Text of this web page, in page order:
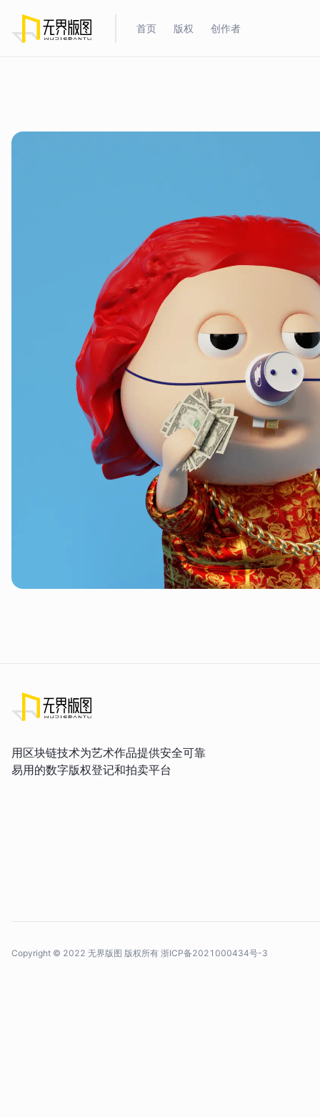
首页 版权 创作者
用区块链技术为艺术作品提供安全可靠
易用的数字版权登记和拍卖平台
Copyright © 2022 无界版图 版权所有 浙ICP备2021000434号-3